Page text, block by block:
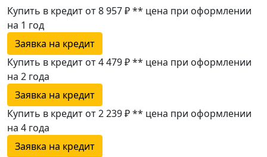
Купить в кредит от 8 957 ₽** цена при оформлении
на 1 год
Заявка на кредит
Купить в кредит от 4 479 ₽** цена при оформлении
на 2 года
Заявка на кредит
Купить в кредит от 2 239 ₽** цена при оформлении
на 4 года
Заявка на кредит